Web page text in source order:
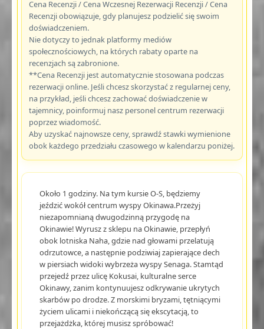
Cena Recenzji / Cena Wczesnej Rezerwacji Recenzji / Cena
Recenzji obowiązuje, gdy planujesz podzielić się swoim
doświadczeniem.
Nie dotyczy to jednak platformy mediów
społecznościowych, na których rabaty oparte na
recenzjach są zabronione.
**Cena Recenzji jest automatycznie stosowana podczas
rezerwacji online. Jeśli chcesz skorzystać z regularnej ceny,
na przykład, jeśli chcesz zachować doświadczenie w
tajemnicy, poinformuj nasz personel centrum rezerwacji
poprzez wiadomość.
Aby uzyskać najnowsze ceny, sprawdź stawki wymienione
obok każdego przedziału czasowego w kalendarzu poniżej.
Około 1 godziny. Na tym kursie O-S, będziemy
jeździć wokół centrum wyspy Okinawa.Przeżyj
niezapomnianą dwugodzinną przygodę na
Okinawie! Wyrusz z sklepu na Okinawie, przepłyń
obok lotniska Naha, gdzie nad głowami przelatują
odrzutowce, a następnie podziwiaj zapierające dech
w piersiach widoki wybrzeża wyspy Senaga. Stamtąd
przejedź przez ulicę Kokusai, kulturalne serce
Okinawy, zanim kontynuujesz odkrywanie ukrytych
skarbów po drodze. Z morskimi bryzami, tętniącymi
życiem ulicami i niekończącą się ekscytacją, to
przejażdżka, której musisz spróbować!